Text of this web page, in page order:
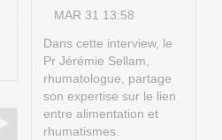
MAR 31 13:58
Dans cette interview, le
Pr Jérémie Sellam,
rhumatologue, partage
son expertise sur le lien
entre alimentation et
rhumatismes.